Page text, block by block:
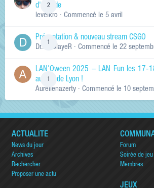
2
d'arcade
levelkro · Commencé le 5 avril
Présentation & nouveau stream CSGO
Dr.KinSlayeR · Commencé le 22
LAN'Oween 2025 – LAN Fun les 17-
au sud de Lyon !
Aurelienazerty · Commencé le 10
ACTUALITÉ
News du jour
Archives
Rechercher
Proposer une actu
Forum
Soirée de jeu
Membres
JEUX